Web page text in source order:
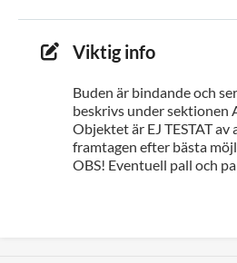
Viktig info
Buden är bindande och
beskrivs under sektionen
Objektet är EJ TESTAT
framtagen efter bästa
OBS! Eventuell pall och